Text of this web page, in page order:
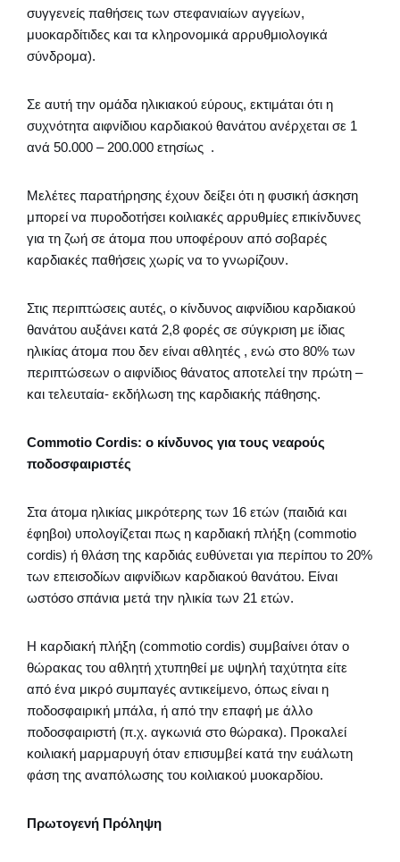
συγγενείς παθήσεις των στεφανιαίων αγγείων,
μυοκαρδίτιδες και τα κληρονομικά αρρυθμιολογικά
σύνδρομα).
Σε αυτή την ομάδα ηλικιακού εύρους, εκτιμάται ότι η
συχνότητα αιφνίδιου καρδιακού θανάτου ανέρχεται σε 1
ανά 50.000 – 200.000 ετησίως .
Μελέτες παρατήρησης έχουν δείξει ότι η φυσική άσκηση
μπορεί να πυροδοτήσει κοιλιακές αρρυθμίες επικίνδυνες
για τη ζωή σε άτομα που υποφέρουν από σοβαρές
καρδιακές παθήσεις χωρίς να το γνωρίζουν.
Στις περιπτώσεις αυτές, ο κίνδυνος αιφνίδιου καρδιακού
θανάτου αυξάνει κατά 2,8 φορές σε σύγκριση με ίδιας
ηλικίας άτομα που δεν είναι αθλητές , ενώ στο 80% των
περιπτώσεων ο αιφνίδιος θάνατος αποτελεί την πρώτη –
και τελευταία- εκδήλωση της καρδιακής πάθησης.
Commotio Cordis: ο κίνδυνος για τους νεαρούς
ποδοσφαιριστές
Στα άτομα ηλικίας μικρότερης των 16 ετών (παιδιά και
έφηβοι) υπολογίζεται πως η καρδιακή πλήξη (commotio
cordis) ή θλάση της καρδιάς ευθύνεται για περίπου το 20%
των επεισοδίων αιφνίδιων καρδιακού θανάτου. Είναι
ωστόσο σπάνια μετά την ηλικία των 21 ετών.
Η καρδιακή πλήξη (commotio cordis) συμβαίνει όταν ο
θώρακας του αθλητή χτυπηθεί με υψηλή ταχύτητα είτε
από ένα μικρό συμπαγές αντικείμενο, όπως είναι η
ποδοσφαιρική μπάλα, ή από την επαφή με άλλο
ποδοσφαιριστή (π.χ. αγκωνιά στο θώρακα). Προκαλεί
κοιλιακή μαρμαρυγή όταν επισυμβεί κατά την ευάλωτη
φάση της αναπόλωσης του κοιλιακού μυοκαρδίου.
Πρωτογενή Πρόληψη